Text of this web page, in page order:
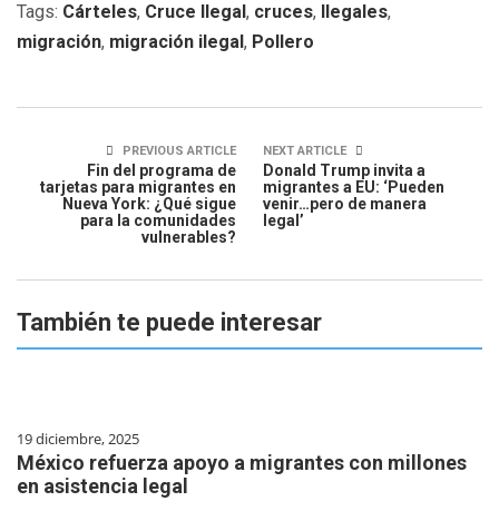
Tags: Cárteles, Cruce Ilegal , cruces, Ilegales,
migración, migración ilegal , Pollero
PREVIOUS ARTICLE
Fin del programa de
tarjetas para migrantes en
Nueva York: ¿Qué sigue
para la comunidades
vulnerables?
NEXT ARTICLE
Donald Trump invita a
migrantes a EU: ‘Pueden
venir…pero de manera
legal’
También te puede interesar
19 diciembre, 2025
México refuerza apoyo a migrantes con millones
en asistencia legal